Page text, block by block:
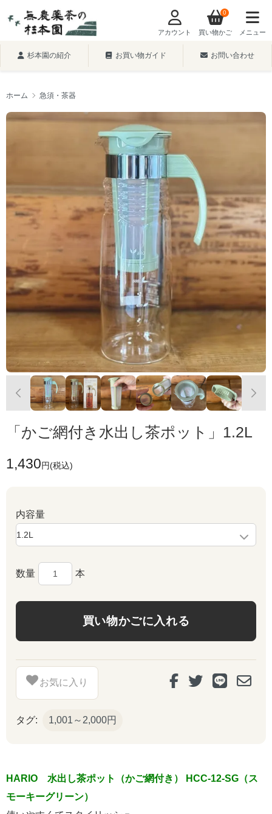
アカウント 買い物かご
0
メニュー
杉本園の紹介 お買い物ガイド お問い合わせ
ホーム 急須・茶器
「かご網付き水出し茶ポット」1.2L
1,430円(税込)
内容量
数量 本
お気に入り
タグ: 1,001～2,000円
HARIO 水出し茶ポット（かご網付き） HCC‑12‑SG（ス
モーキーグリーン）